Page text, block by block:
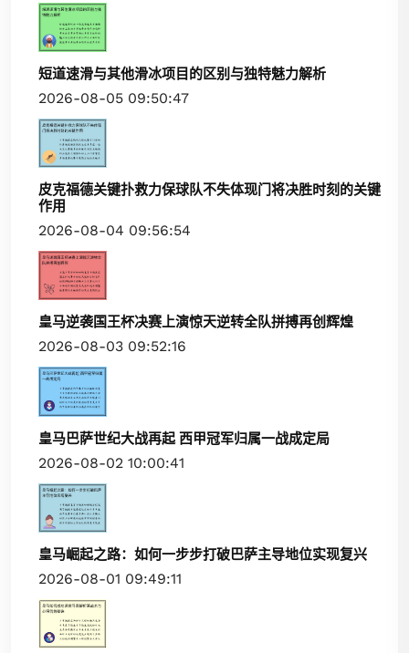
短道速滑与其他滑冰项目的区别与独特魅力解析
2026-08-05 09:50:47
皮克福德关键扑救力保球队不失体现门将决胜时刻的关键
作用
2026-08-04 09:56:54
皇马逆袭国王杯决赛上演惊天逆转全队拼搏再创辉煌
2026-08-03 09:52:16
皇马巴萨世纪大战再起 西甲冠军归属一战成定局
2026-08-02 10:00:41
皇马崛起之路：如何一步步打破巴萨主导地位实现复兴
2026-08-01 09:49:11